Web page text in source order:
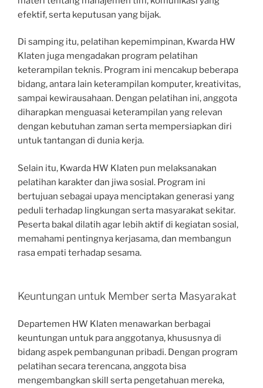
efektif, serta keputusan yang bijak.
Di samping itu, pelatihan kepemimpinan, Kwarda HW
Klaten juga mengadakan program pelatihan
keterampilan teknis. Program ini mencakup beberapa
bidang, antara lain keterampilan komputer, kreativitas,
sampai kewirausahaan. Dengan pelatihan ini, anggota
diharapkan menguasai keterampilan yang relevan
dengan kebutuhan zaman serta mempersiapkan diri
untuk tantangan di dunia kerja.
Selain itu, Kwarda HW Klaten pun melaksanakan
pelatihan karakter dan jiwa sosial. Program ini
bertujuan sebagai upaya menciptakan generasi yang
peduli terhadap lingkungan serta masyarakat sekitar.
Peserta bakal dilatih agar lebih aktif di kegiatan sosial,
memahami pentingnya kerjasama, dan membangun
rasa empati terhadap sesama.
Keuntungan untuk Member serta Masyarakat
Departemen HW Klaten menawarkan berbagai
keuntungan untuk para anggotanya, khususnya di
bidang aspek pembangunan pribadi. Dengan program
pelatihan secara terencana, anggota bisa
mengembangkan skill serta pengetahuan mereka,